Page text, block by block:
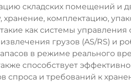
складских помещений и
комплектацию,
как системы
грузов (AS/RS) и
в режиме реального
способствует
спроса и требований к